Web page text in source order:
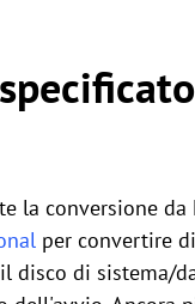
la conversione da
per convertire
disco di sistema/